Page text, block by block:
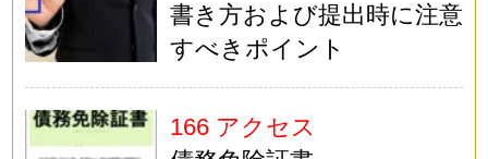
書き方および提出時に注意
すべきポイント
166 アクセス